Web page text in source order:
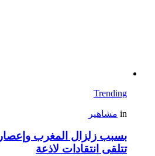
Trending
in مشاهير
بسبب زلزال المغرب
تتلقى انتقادات لاذعة